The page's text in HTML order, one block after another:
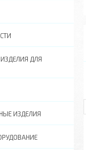
ДЛЯ
ИЗДЕЛИЯ